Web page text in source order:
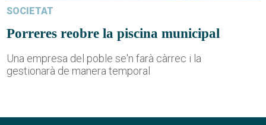
SOCIETAT
Porreres reobre la piscina municipal
Una empresa del poble se'n farà càrrec i la
gestionarà de manera temporal